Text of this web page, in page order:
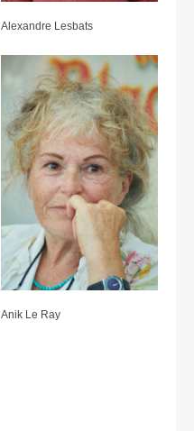
Alexandre Lesbats
Anik Le Ray